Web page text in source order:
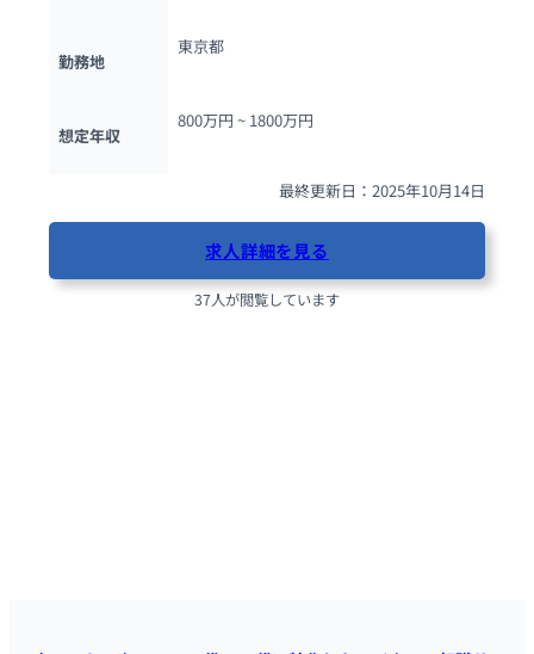
勤務地
東京都
想定年収
800万円 ~ 1800万円
最終更新日：2025年10月14日
求人詳細を見る
37人が閲覧しています